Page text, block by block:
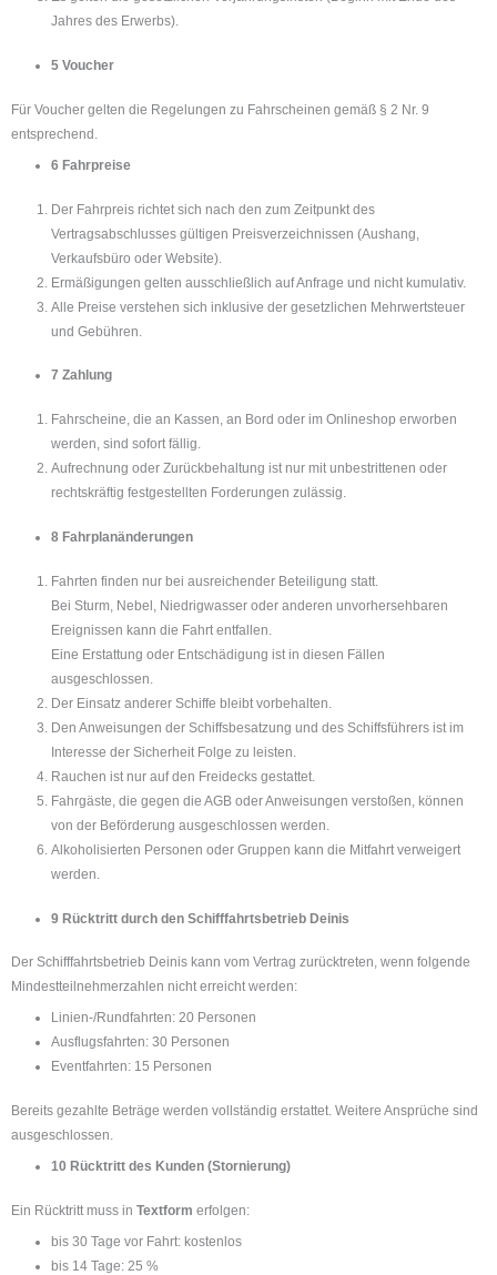
Jahres des Erwerbs).
5 Voucher
Für Voucher gelten die Regelungen zu Fahrscheinen gemäß § 2 Nr. 9
entsprechend.
6 Fahrpreise
Der Fahrpreis richtet sich nach den zum Zeitpunkt des
Vertragsabschlusses gültigen Preisverzeichnissen (Aushang,
Verkaufsbüro oder Website).
Ermäßigungen gelten ausschließlich auf Anfrage und nicht kumulativ.
Alle Preise verstehen sich inklusive der gesetzlichen Mehrwertsteuer
und Gebühren.
7 Zahlung
Fahrscheine, die an Kassen, an Bord oder im Onlineshop erworben
werden, sind sofort fällig.
Aufrechnung oder Zurückbehaltung ist nur mit unbestrittenen oder
rechtskräftig festgestellten Forderungen zulässig.
8 Fahrplanänderungen
Fahrten finden nur bei ausreichender Beteiligung statt.
Bei Sturm, Nebel, Niedrigwasser oder anderen unvorhersehbaren
Ereignissen kann die Fahrt entfallen.
Eine Erstattung oder Entschädigung ist in diesen Fällen
ausgeschlossen.
Der Einsatz anderer Schiffe bleibt vorbehalten.
Den Anweisungen der Schiffsbesatzung und des Schiffsführers ist im
Interesse der Sicherheit Folge zu leisten.
Rauchen ist nur auf den Freidecks gestattet.
Fahrgäste, die gegen die AGB oder Anweisungen verstoßen, können
von der Beförderung ausgeschlossen werden.
Alkoholisierten Personen oder Gruppen kann die Mitfahrt verweigert
werden.
9 Rücktritt durch den Schifffahrtsbetrieb Deinis
Der Schifffahrtsbetrieb Deinis kann vom Vertrag zurücktreten, wenn folgende
Mindestteilnehmerzahlen nicht erreicht werden:
Linien-/Rundfahrten: 20 Personen
Ausflugsfahrten: 30 Personen
Eventfahrten: 15 Personen
Bereits gezahlte Beträge werden vollständig erstattet. Weitere Ansprüche sind
ausgeschlossen.
10 Rücktritt des Kunden (Stornierung)
Ein Rücktritt muss in Textform erfolgen:
bis 30 Tage vor Fahrt: kostenlos
bis 14 Tage: 25 %